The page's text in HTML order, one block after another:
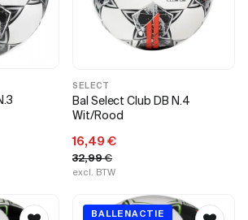
SELECT
Bal Select Club DB N.4
Wit/Rood
16,49 €
32,99€
excl. BTW
BALLENACTIE